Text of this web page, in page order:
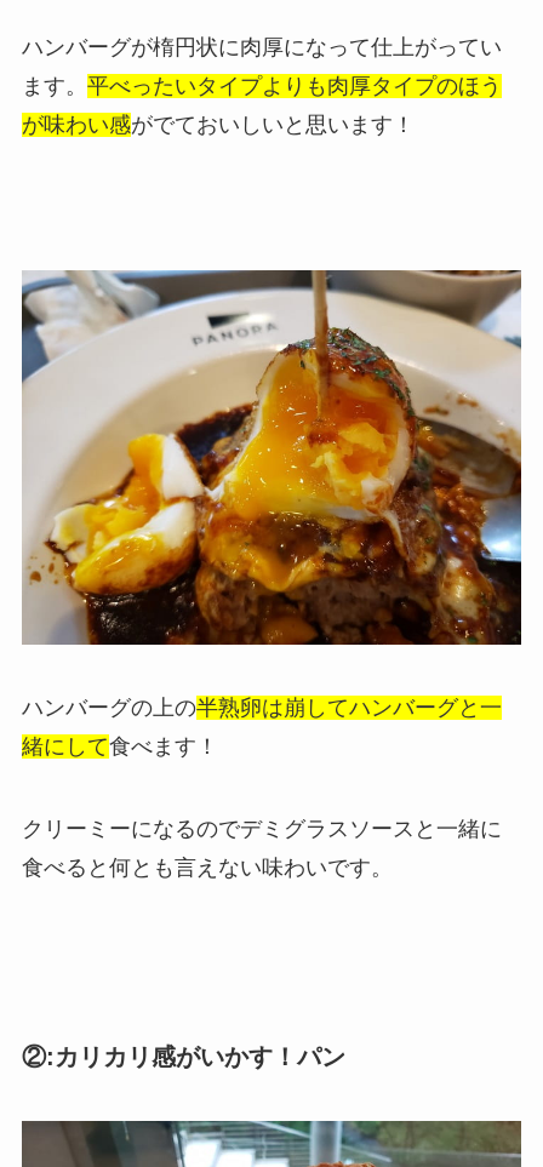
ハンバーグが楕円状に肉厚になって仕上がってい
ます。 平べったいタイプよりも肉厚タイプのほう
が味わい感がでておいしいと思います！
ハンバーグの上の半熟卵は崩してハンバーグと一
緒にして食べます！
クリーミーになるのでデミグラスソースと一緒に
食べると何とも言えない味わいです。
②:カリカリ感がいかす！パン